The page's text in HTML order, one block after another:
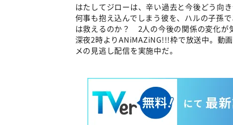
はたしてジローは、辛い過去と今後どう向
何事も抱え込んでしまう彼を、ハルの子孫
は救えるのか？ 2人の今後の関係の変化が
深夜2時よりANiMAZiNG!!!枠で放送中。動
メの見逃し配信を実施中だ。